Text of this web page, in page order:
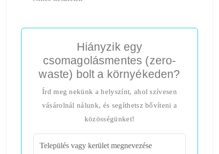
Hiányzik egy
csomagolásmentes (zero-
waste) bolt a környékeden?
Írd meg nekünk a helyszínt, ahol szívesen
vásárolnál nálunk, és segíthetsz bővíteni a
közösségünket!